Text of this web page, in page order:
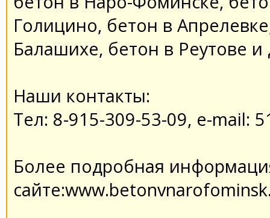
Голицино, бетон в
Балашихе, бетон в Реутове и
Наши контакты:
Тел: 8-915-309-53-09, e-mail:
Более подробная